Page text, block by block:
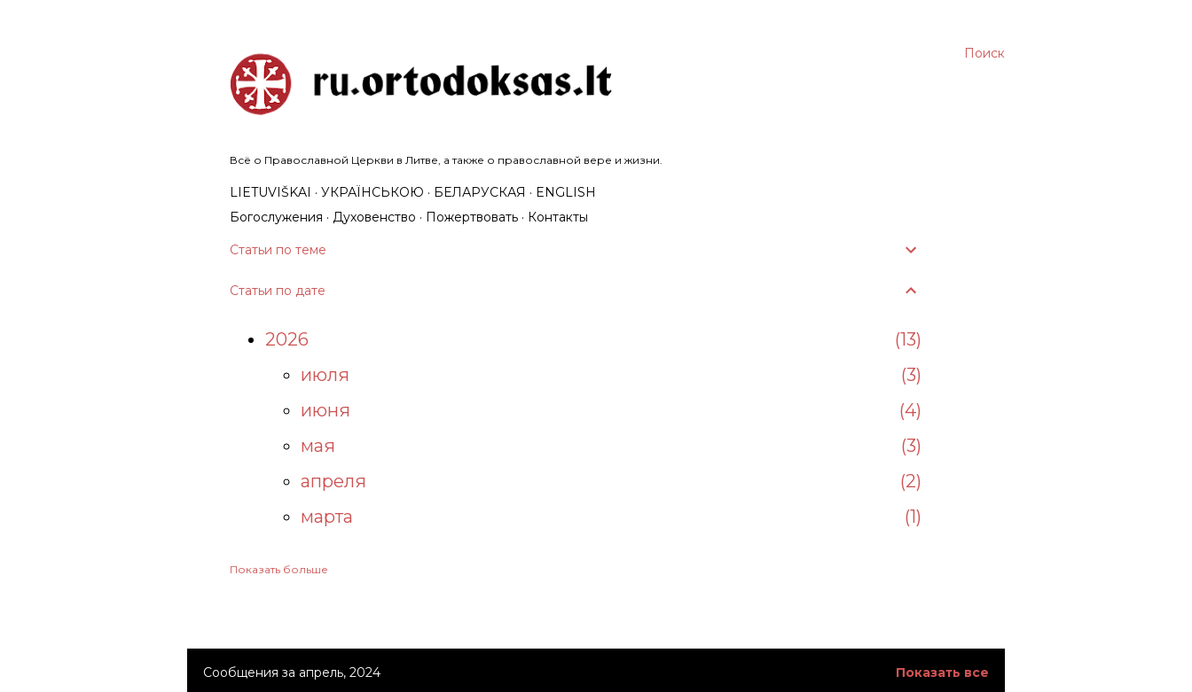
Поиск
Всё о Православной Церкви в Литве, а также о православной вере и жизни.
LIETUVIŠKAI УКРАЇНСЬКОЮ БЕЛАРУСКАЯ
ENGLISH
Богослужения
Духовенство Пожертвовать Контакты
Статьи по теме
Статьи по дате
2026
13
июля
3
июня
4
мая
3
апреля
2
марта
1
2025
ноября
3
октября
1
Показать больше
Сообщения за апрель, 2024 Показать все